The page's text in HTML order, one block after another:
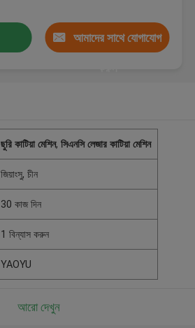
আমাদের সাথে যোগাযোগ
ছুরি কাটিয়া মেশিন,সিএনসি লেজার কাটিয়া মেশিন
জিয়াংসু, চীন
30 কাজ দিন
1 বিন্যাস করুন
YAOYU
আরো দেখুন